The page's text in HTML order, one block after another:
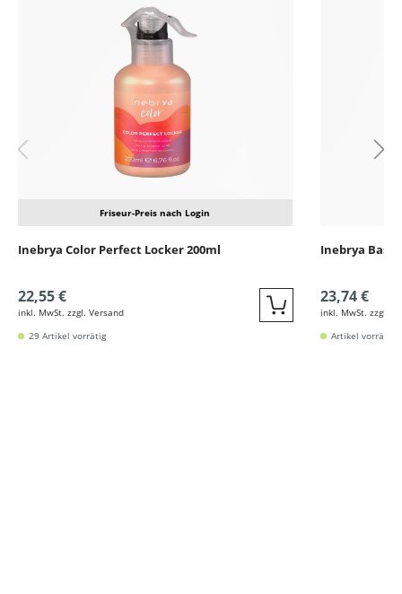
Friseur-Preis nach Login
Inebrya Color Perfect Locker 200ml
22,55 €
inkl. MwSt. zzgl. Versand Quickbuy
29 Artikel vorrätig
Inebrya
23,74 €
inkl. MwSt. zzgl.
Artikel vorrätig